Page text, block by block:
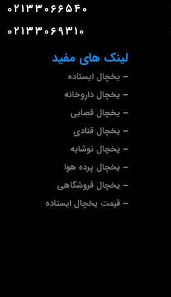
لینک های مفید
یخچال ایستاده
یخچال داروخانه
یخچال قصابی
یخچال قنادی
یخچال نوشابه
یخچال پرده هوا
یخچال فروشگاهی
قیمت یخچال ایستاده
۰۲۱۳۳۰۶۶۵۴۰
۰۲۱۳۳۰۶۹۳۱۰